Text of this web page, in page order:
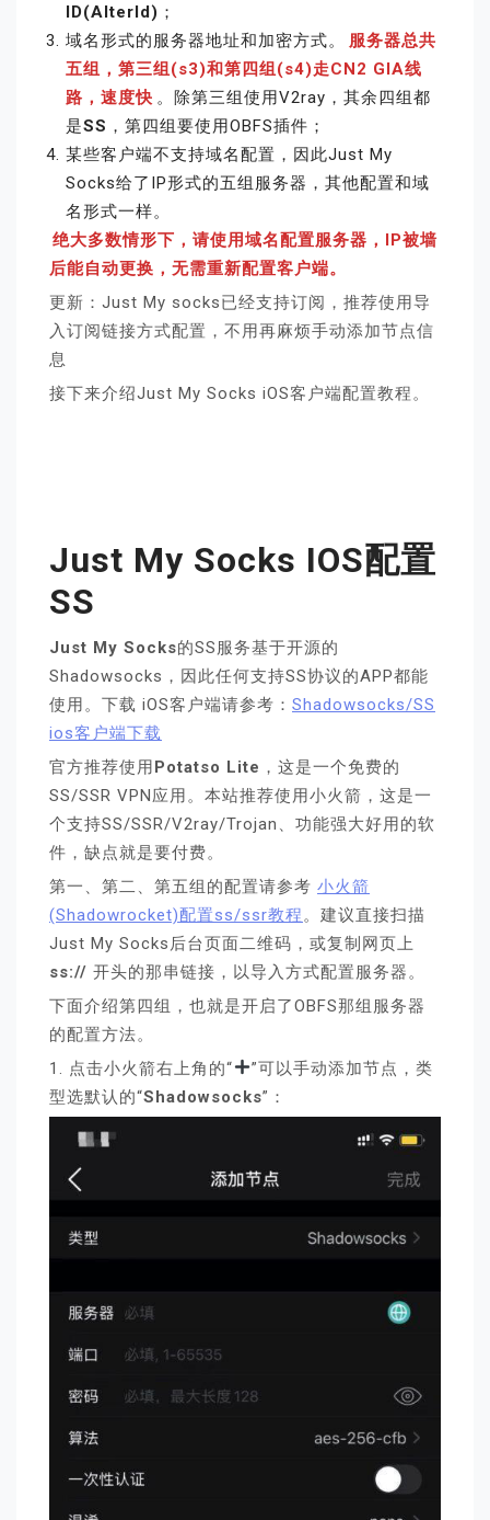
ID(AlterId) ；
域名形式的服务器地址和加密方式。
服务器总共
五组，第三组(s3)和第四组(s4)走CN2 GIA线
路，速度快 。除第三组使用V2ray，其余四组都
是SS ，第四组要使用OBFS插件；
某些客户端不支持域名配置，因此Just My
Socks给了IP形式的五组服务器，其他配置和域
名形式一样。
绝大多数情形下，请使用域名配置服务器，IP被墙
后能自动更换，无需重新配置客户端。
更新：Just My socks已经支持订阅，推荐使用导
入订阅链接方式配置，不用再麻烦手动添加节点信
息
接下来介绍Just My Socks iOS客户端配置教程。
Just My Socks IOS配置
SS
Just My Socks的SS服务基于开源的
Shadowsocks，因此任何支持SS协议的APP都能
使用。下载 iOS客户端请参考： Shadowsocks/SS
ios客户端下载
官方推荐使用 Potatso Lite ，这是一个免费的
SS/SSR VPN应用。本站推荐使用小火箭，这是一
个支持SS/SSR/V2ray/Trojan、功能强大好用的软
件，缺点就是要付费。
第一、第二、第五组的配置请参考 小火箭
(Shadowrocket)配置ss/ssr教程。建议直接扫描
Just My Socks后台页面二维码，或复制网页上
ss:// 开头的那串链接，以导入方式配置服务器。
下面介绍第四组，也就是开启了OBFS那组服务器
的配置方法。
1. 点击小火箭右上角的“
”可以手动添加节点，类
型选默认的“Shadowsocks”：